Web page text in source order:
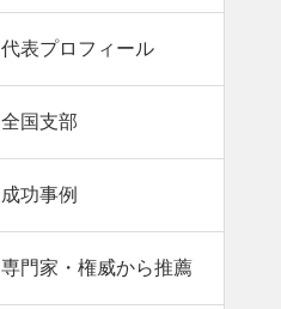
代表プロフィール
全国支部
成功事例
専門家・権威から推薦